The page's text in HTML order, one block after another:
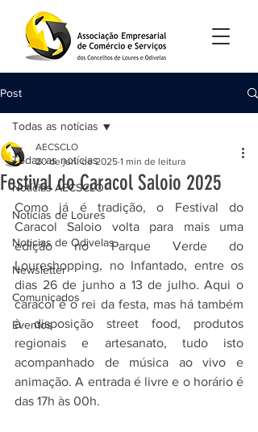
Post
Todas as notícias
Notícias AECSCLO
Noticias de Loures
Noticias de Odivelas
Newsletter
Comunicados
Eventos
Todas as notícias
Festival do Caracol Saloio 2025
AECSCLO
20 de jun. de 2025 1 min de leitura
Como já é tradição, o Festival do
Caracol Saloio volta para mais uma
edição no Parque Verde do
Loureshopping, no Infantado, entre os
dias 26 de junho a 13 de julho. Aqui o
caracol é o rei da festa, mas há também
à disposição street food, produtos
regionais e artesanato, tudo isto
acompanhado de música ao vivo e
animação. A entrada é livre e o horário é
das 17h às 00h.